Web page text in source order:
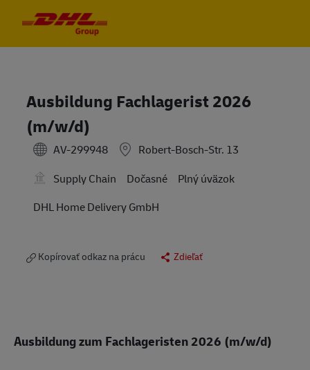
Ausbildung Fachlagerist 2026
(m/w/d)
AV-299948
Robert-Bosch-Str. 13
Supply Chain
Dočasné
Plný úväzok
DHL Home Delivery GmbH
Kopírovať odkaz na prácu Zdieľať
Ausbildung zum Fachlageristen 2026 (m/w/d)